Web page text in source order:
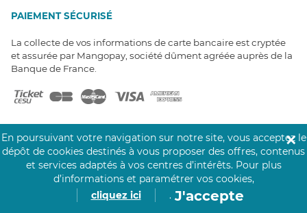
PAIEMENT SÉCURISÉ
La collecte de vos informations de carte bancaire est cryptée
et assurée par Mangopay, société dûment agréée auprès de la
Banque de France.
NOS PARTENAIRES
Click&Care est soutenu par les Groupes
Caisse des Dépôts et MAIF.
En poursuivant votre navigation sur notre site, vous acceptez le
dépôt de cookies destinés à vous proposer des offres, contenus
et services adaptés à vos centres d’intérêts. Pour plus
d’informations et paramétrer vos cookies,
cliquez ici
. J'accepte
✕